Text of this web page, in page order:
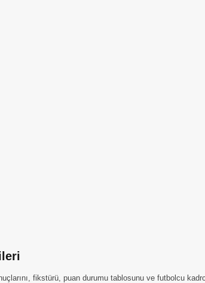
fikstürü, puan durumu tablosunu ve futbolcu